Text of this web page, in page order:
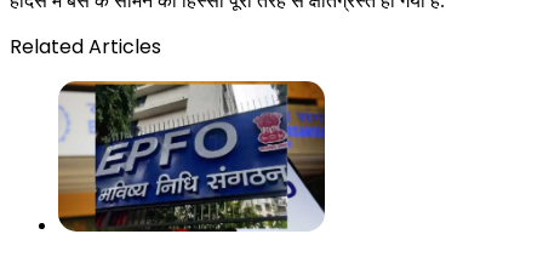
Related Articles